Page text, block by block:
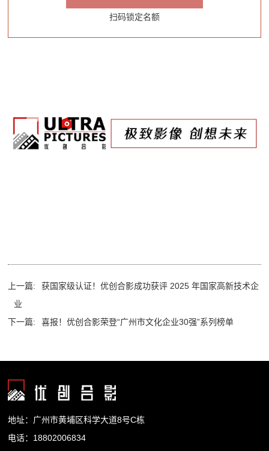
扫码锁定名额
上一篇:
获国家级认证！优创合影成功获评 2025 年国家高新技术企
业
下一篇:
喜报！优创合影荣登“广州市文化企业30强”系列榜单
地址：广州市黄埔区科学大道8号C栋
电话：18802006834